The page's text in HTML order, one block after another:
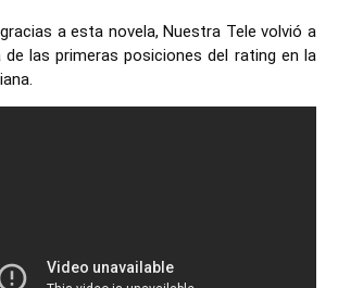
a esta novela, Nuestra Tele volvió a
de las primeras posiciones del rating en la